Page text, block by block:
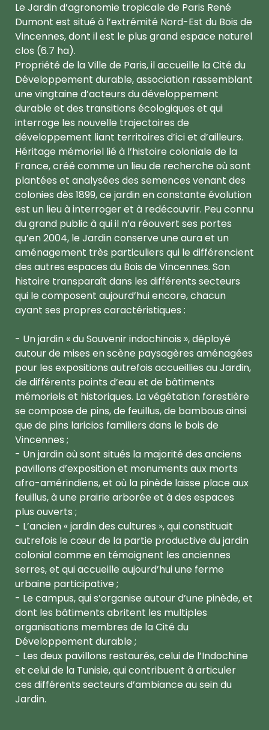
Le Jardin d’agronomie tropicale de Paris René
Dumont est situé à l’extrémité Nord-Est du Bois de
Vincennes, dont il est le plus grand espace naturel
clos (6.7 ha).
Propriété de la Ville de Paris, il accueille la Cité du
Développement durable, association rassemblant
une vingtaine d’acteurs du développement
durable et des transitions écologiques et qui
interroge les nouvelle trajectoires de
développement liant territoires d’ici et d’ailleurs.
Héritage mémoriel lié à l’histoire coloniale de la
France, créé comme un lieu de recherche où sont
plantées et analysées des semences venant des
colonies dès 1899, ce jardin en constante évolution
est un lieu à interroger et à redécouvrir. Peu connu
du grand public à qui il n’a réouvert ses portes
qu’en 2004, le Jardin conserve une aura et un
aménagement très particuliers qui le différencient
des autres espaces du Bois de Vincennes. Son
histoire transparaît dans les différents secteurs
qui le composent aujourd’hui encore, chacun
ayant ses propres caractéristiques :
- Un jardin « du Souvenir indochinois », déployé
autour de mises en scène paysagères aménagées
pour les expositions autrefois accueillies au Jardin,
de différents points d’eau et de bâtiments
mémoriels et historiques. La végétation forestière
se compose de pins, de feuillus, de bambous ainsi
que de pins laricios familiers dans le bois de
Vincennes ;
- Un jardin où sont situés la majorité des anciens
pavillons d’exposition et monuments aux morts
afro-amérindiens, et où la pinède laisse place aux
feuillus, à une prairie arborée et à des espaces
plus ouverts ;
- L’ancien « jardin des cultures », qui constituait
autrefois le cœur de la partie productive du jardin
colonial comme en témoignent les anciennes
serres, et qui accueille aujourd’hui une ferme
urbaine participative ;
- Le campus, qui s’organise autour d’une pinède, et
dont les bâtiments abritent les multiples
organisations membres de la Cité du
Développement durable ;
- Les deux pavillons restaurés, celui de l’Indochine
et celui de la Tunisie, qui contribuent à articuler
ces différents secteurs d’ambiance au sein du
Jardin.